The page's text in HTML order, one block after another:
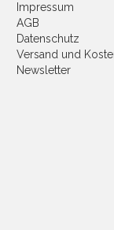
Impressum
AGB
Datenschutz
Versand und
Newsletter